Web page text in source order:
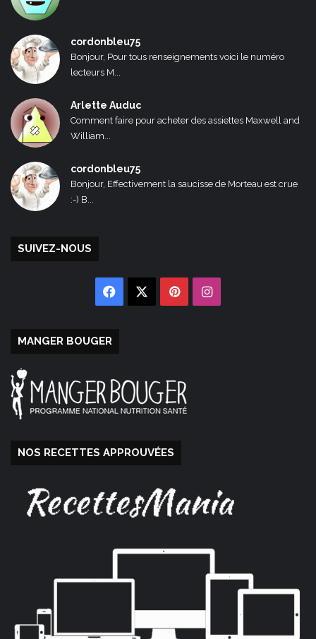
cordonbleu75
Bonjour, Pour tous renseignements voici le numéro
lecteurs M...
Arlette Auduc
Comment faire pour acheter des assiettes Maxwell and
William...
cordonbleu75
Bonjour, Effectivement la saucisse de Morteau est crue
:-) B...
SUIVEZ-NOUS
Facebook PinterestInstagram
MANGER BOUGER
NOS RECETTES APPROUVÉES